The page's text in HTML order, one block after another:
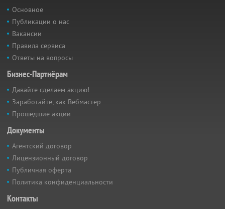
Основное
Публикации о нас
Вакансии
Правила сервиса
Ответы на вопросы
Бизнес-Партнёрам
Давайте сделаем акцию!
Заработайте, как Вебмастер
Прошедшие акции
Документы
Агентский договор
Лицензионный договор
Публичная оферта
Политика конфиденциальности
Контакты